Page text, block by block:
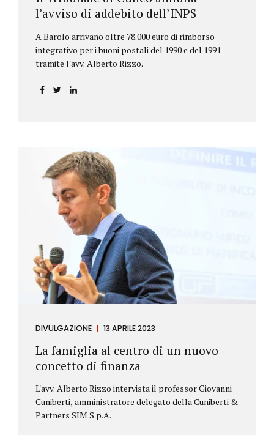
l’avviso di addebito dell’INPS
A Barolo arrivano oltre 78.000 euro di rimborso
integrativo per i buoni postali del 1990 e del 1991
tramite l'avv. Alberto Rizzo.
DIVULGAZIONE 13 APRILE 2023
La famiglia al centro di un nuovo
concetto di finanza
L'avv. Alberto Rizzo intervista il professor Giovanni
Cuniberti, amministratore delegato della Cuniberti &
Partners SIM S.p.A.